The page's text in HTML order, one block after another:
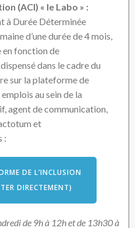
(ACI) « le Labo » :
à Durée Déterminée
d’une durée de 4 mois,
en fonction de
dans le cadre du
sur la plateforme de
au sein de la
agent de communication,
et
:
DE L’INCLUSION
DIRECTEMENT)
de 9h à 12h et de 13h30 à